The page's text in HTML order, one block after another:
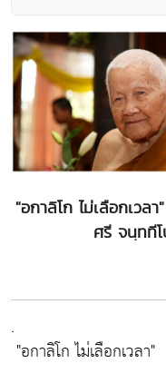
"อกาลิโก ไม่เลือกเวล
ศรี จนฺทที
.
"อกาลิโก ไม่เลือกเวลา"